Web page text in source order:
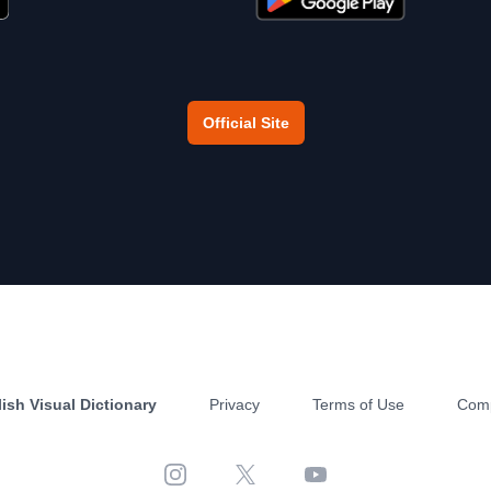
Official Site
Visual Dictionary Privacy Terms of Use
Instagram X YouTube